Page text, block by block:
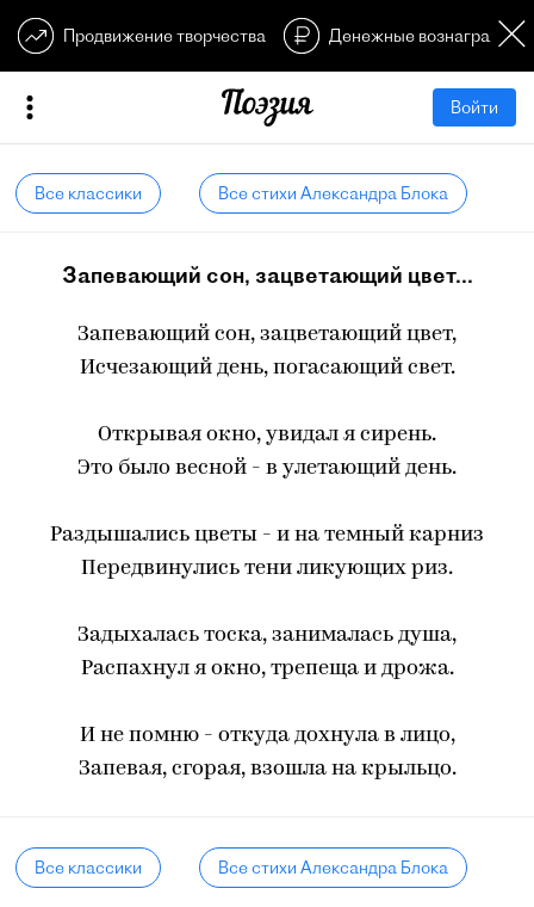
Продвижение творчества Денежные
Войти
Все классики Все стихи Александра Блока
Запевающий сон, зацветающий цвет...
Запевающий сон, зацветающий цвет,
Исчезающий день, погасающий свет.
Открывая окно, увидал я сирень.
Это было весной - в улетающий день.
Раздышались цветы - и на темный карниз
Передвинулись тени ликующих риз.
Задыхалась тоска, занималась душа,
Распахнул я окно, трепеща и дрожа.
И не помню - откуда дохнула в лицо,
Запевая, сгорая, взошла на крыльцо.
Все классики Все стихи Александра Блока